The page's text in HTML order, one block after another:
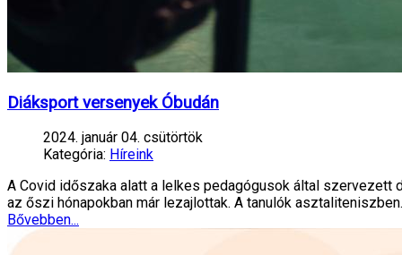
Diáksport versenyek Óbudán
2024. január 04. csütörtök
Kategória: Híreink
A Covid időszaka alatt a lelkes pedagógusok által szervezett
az őszi hónapokban már lezajlottak. A tanulók
Bővebben...